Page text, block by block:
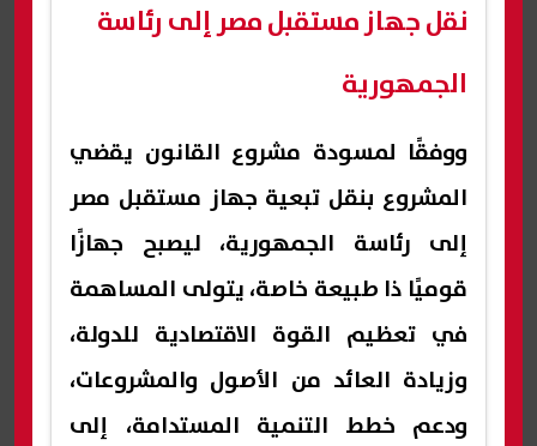
نقل جهاز مستقبل مصر إلى رئاسة
الجمهورية
ووفقًا لمسودة مشروع القانون يقضي
المشروع بنقل تبعية جهاز مستقبل مصر
إلى رئاسة الجمهورية، ليصبح جهازًا
قوميًا ذا طبيعة خاصة، يتولى المساهمة
في تعظيم القوة الاقتصادية للدولة،
وزيادة العائد من الأصول والمشروعات،
ودعم خطط التنمية المستدامة، إلى